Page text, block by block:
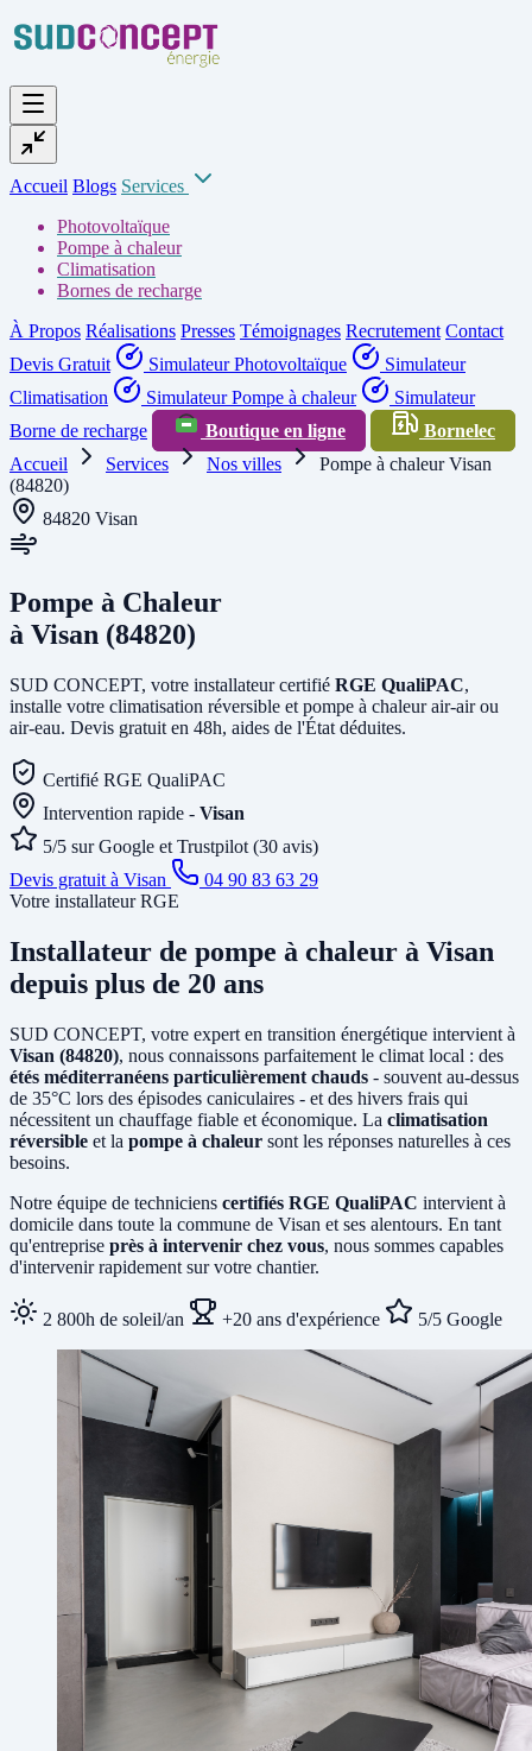
Accueil Blogs Services
Photovoltaïque
Pompe à chaleur
Climatisation
Bornes de recharge
À Propos Réalisations Presses Témoignages Recrutement Contact
Devis Gratuit
Simulateur Photovoltaïque
Simulateur
Climatisation
Simulateur Pompe à chaleur
Simulateur
Borne de recharge
Boutique en ligne
Bornelec
Accueil
Services Nos villes
Pompe à chaleur Visan
(84820)
84820 Visan
Pompe à Chaleur
à Visan (84820)
SUD CONCEPT, votre installateur certifié RGE QualiPAC,
installe votre climatisation réversible et pompe à chaleur air-air ou
air-eau. Devis gratuit en 48h, aides de l'État déduites.
Certifié RGE QualiPAC
Intervention rapide - Visan
5/5 sur Google et Trustpilot (30 avis)
Devis gratuit à Visan
04 90 83 63 29
Votre installateur RGE
Installateur de pompe à chaleur à Visan
depuis plus de 20 ans
SUD CONCEPT, votre expert en transition énergétique intervient à
Visan (84820), nous connaissons parfaitement le climat local : des
étés méditerranéens particulièrement chauds - souvent au-dessus
de 35°C lors des épisodes caniculaires - et des hivers frais qui
nécessitent un chauffage fiable et économique. La climatisation
réversible et la pompe à chaleur sont les réponses naturelles à ces
besoins.
Notre équipe de techniciens certifiés RGE QualiPAC intervient à
domicile dans toute la commune de Visan et ses alentours. En tant
qu'entreprise près à intervenir chez vous, nous sommes capables
d'intervenir rapidement sur votre chantier.
2 800h de soleil/an +20 ans d'expérience 5/5 Google